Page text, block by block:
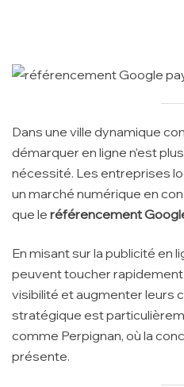
Dans une ville dynamique
démarquer en ligne n’est
nécessité. Les entreprises
un marché numérique en
que le référencement
En misant sur la publicité en
peuvent toucher
visibilité et augmenter leurs
stratégique est
comme Perpignan, où la
présente.